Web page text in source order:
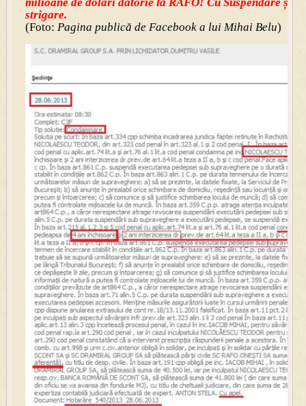
strigare.
(Foto: Pagina publică de Facebook a lui Mihai Belu)